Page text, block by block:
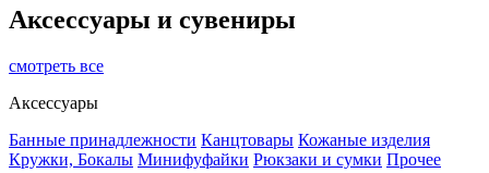
Аксессуары и сувениры
смотреть все
Аксессуары
Банные принадлежности Канцтовары Кожаные изделия
Кружки, Бокалы Минифуфайки Рюкзаки и сумки Прочее